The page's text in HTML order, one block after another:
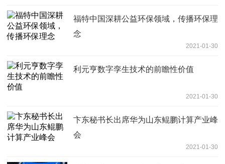
福特中国深耕公益环保领域，传播环保理
念
2021-01-30
利元亨数字孪生技术的前瞻性价值
2021-01-30
卞东秘书长出席华为山东鲲鹏计算产业峰
会
2021-01-30